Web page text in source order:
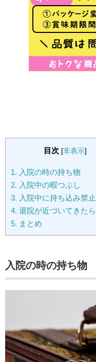
目次 [非表示]
1. 入院の時の持ち物
2. 入院中の暇つぶし
3. 入院中に持ち込み禁
4. 退院が近づいてきたら
5. まとめ
入院の時の持ち物